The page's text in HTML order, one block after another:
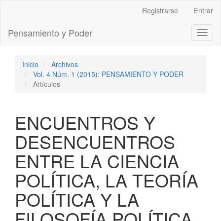
principal
Barra
Registrarse Entrar
Pensamiento y Poder
Inicio
Archivos
Vol. 4 Núm. 1 (2015): PENSAMIENTO Y PODER
Artículos
ENCUENTROS Y
DESENCUENTROS
ENTRE LA CIENCIA
POLÍTICA, LA TEORÍA
POLÍTICA Y LA